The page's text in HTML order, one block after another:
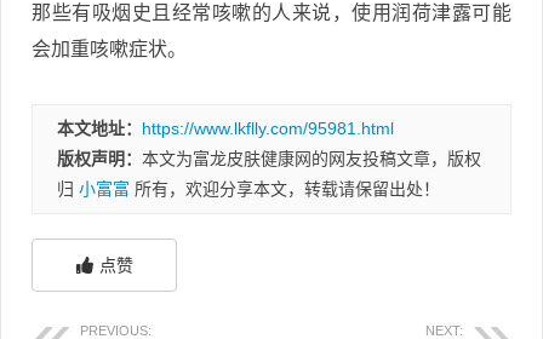
那些有吸烟史且经常咳嗽的人来说，使用润荷津露可能
会加重咳嗽症状。
本文地址： https://www.lkflly.com/95981.html
版权声明： 本文为富龙皮肤健康网的网友投稿文章，版权
归 小富富 所有，欢迎分享本文，转载请保留出处！
点赞
PREVIOUS: NEXT: